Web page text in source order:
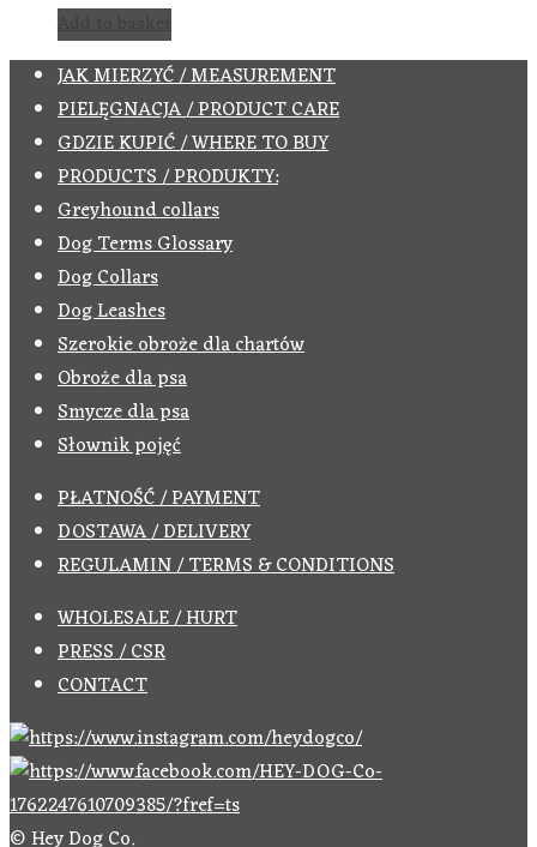
JAK MIERZYĆ / MEASUREMENT
PIELĘGNACJA / PRODUCT CARE
GDZIE KUPIĆ / WHERE TO BUY
PRODUCTS / PRODUKTY:
Greyhound collars
Dog Terms Glossary
Dog Collars
Dog Leashes
Szerokie obroże dla chartów
Obroże dla psa
Smycze dla psa
Słownik pojęć
PŁATNOŚĆ / PAYMENT
DOSTAWA / DELIVERY
REGULAMIN / TERMS & CONDITIONS
WHOLESALE / HURT
PRESS / CSR
CONTACT
© Hey Dog Co.